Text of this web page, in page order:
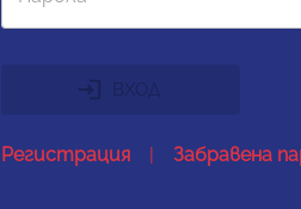
ВХОД
Регистрация | Забравена